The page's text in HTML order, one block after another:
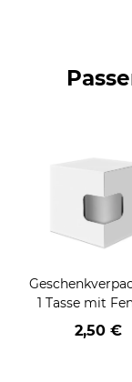
1 Tasse mit
2,50 €